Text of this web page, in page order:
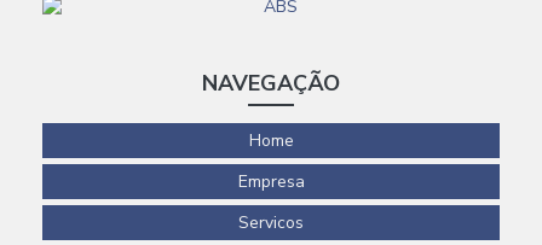
NAVEGAÇÃO
Home
Empresa
Servicos